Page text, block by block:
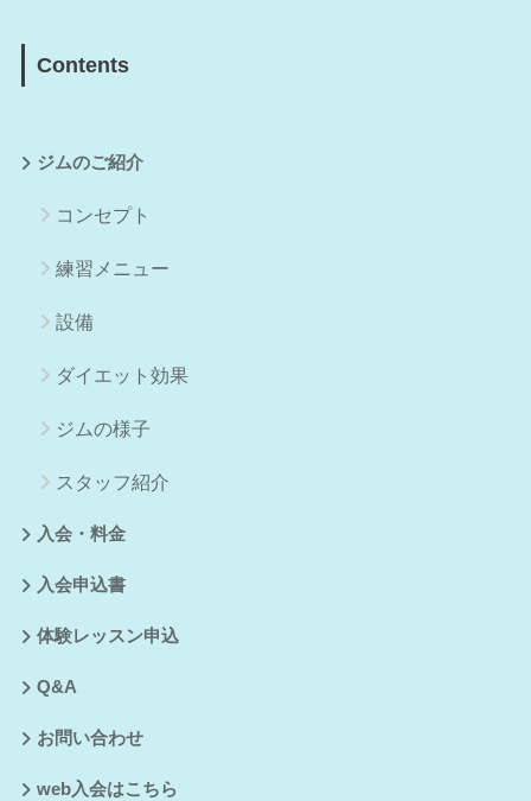
Contents
ジムのご紹介
コンセプト
練習メニュー
設備
ダイエット効果
ジムの様子
スタッフ紹介
入会・料金
入会申込書
体験レッスン申込
Q&A
お問い合わせ
web入会はこちら